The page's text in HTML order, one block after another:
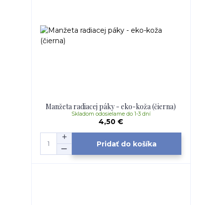
Manžeta radiacej páky - eko-koža (čierna)
4,50 €
Skladom odosielame do 1-3 dní
Pridať do košíka